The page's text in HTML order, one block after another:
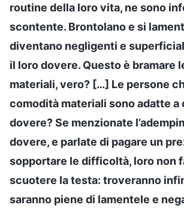
routine della loro vita, ne sono
scontente. Brontolano e si
diventano negligenti e
il loro dovere. Questo è bramare
materiali, vero? […] Le persone
comodità materiali sono adatte a
dovere? Se menzionate
dovere, e parlate di pagare un
sopportare le difficoltà, loro non
scuotere la testa: troveranno
saranno piene di lamentele e